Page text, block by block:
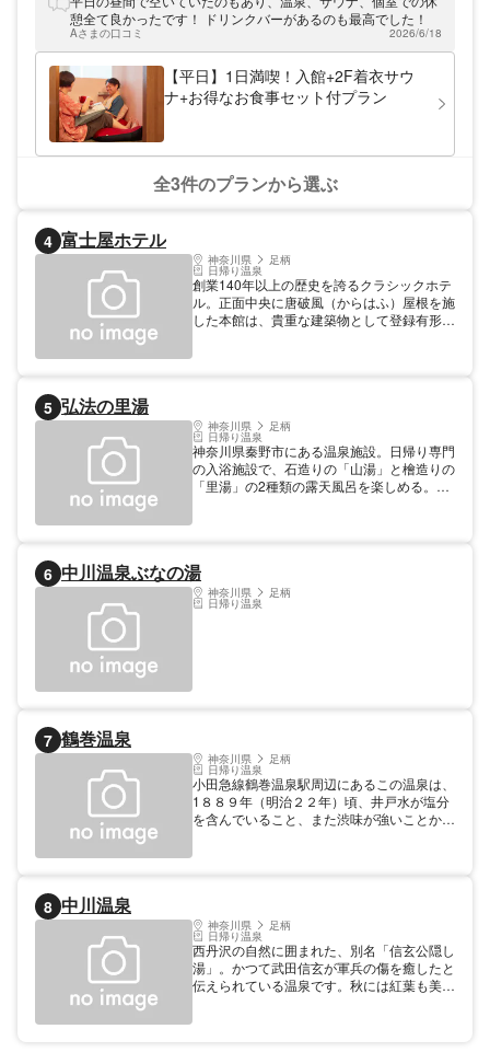
土サウナの2種類のサウナをお楽しみいただ
けます。登山やスポーツで疲れた身体を、人
工炭酸泉とサウナで休めて、和の静かな空間
で心ゆくまでリラックスしませんか。
憩全て良かったです！ ドリンクバーがあるのも最高でした！
Aさまの口コミ 2026/6/18
【平日】1日満喫！入館+2F着衣サウ
ナ+お得なお食事セット付プラン
全3件のプランから選ぶ
4 富士屋ホテル
神奈川県 足柄
日帰り温泉
創業140年以上の歴史を誇るクラシックホテ
ル。正面中央に唐破風（からはふ）屋根を施
した本館は、貴重な建築物として登録有形文
夫妻が好んで食べたという同ホテルの名物。
日本初の天然温泉プールやスパも完備されて
おり、都会の喧騒を離れて至福のひとときを
過ごせる。
5 弘法の里湯
神奈川県 足柄
日帰り温泉
神奈川県秦野市にある温泉施設。日帰り専門
の入浴施設で、石造りの「山湯」と檜造りの
「里湯」の2種類の露天風呂を楽しめる。泉
では、秦野市のそばを味わえる。
6 中川温泉ぶなの湯
神奈川県 足柄
日帰り温泉
7 鶴巻温泉
神奈川県 足柄
日帰り温泉
小田急線鶴巻温泉駅周辺にあるこの温泉は、
1８８９年（明治２２年）頃、井戸水が塩分
を含んでいること、また渋味が強いことか
効能は、カルシウムが非常に豊富で、神経
痛、婦人病、外傷などに効果があると言われ
ています。 【宿泊情報】総定員：310人、宿
泊施設軒数：5軒 /日帰り施設件数：2軒
8 中川温泉
神奈川県 足柄
日帰り温泉
西丹沢の自然に囲まれた、別名「信玄公隠し
湯」。かつて武田信玄が軍兵の傷を癒したと
伝えられている温泉です。秋には紅葉も美し